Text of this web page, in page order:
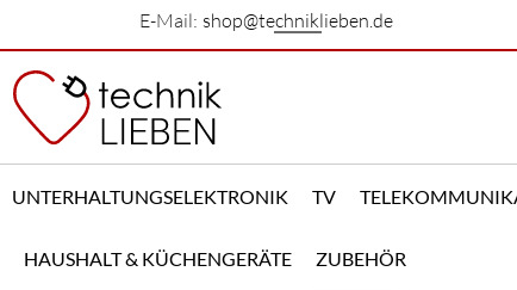
E-Mail: shop@techniklieben.de
UNTERHALTUNGSELEKTRONIK TV
HAUSHALT & KÜCHENGERÄTE ZUBEHÖR